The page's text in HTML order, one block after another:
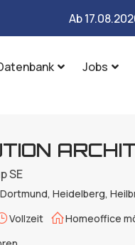
Ab
Jobs
SE
Heidelberg,
Vollzeit Homeoffice